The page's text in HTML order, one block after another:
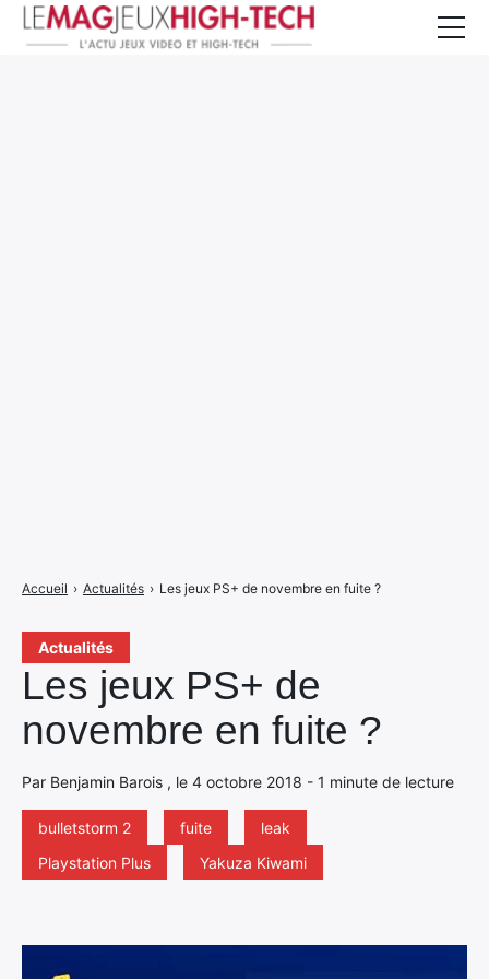
Actualités
Les jeux PS+ de
novembre en fuite ?
Par Benjamin Barois , le 4 octobre 2018 - 1 minute de lecture
bulletstorm 2 fuite
leak
Playstation Plus
Yakuza Kiwami
Accueil › Actualités › Les jeux PS+ de novembre en fuite ?